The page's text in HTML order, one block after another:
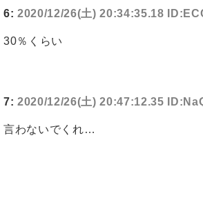
6: 2020/12/26(土) 20:34:35.18
30％くらい
7: 2020/12/26(土) 20:47:12.35
言わないでくれ…